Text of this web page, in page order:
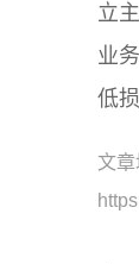
立
业
低损
文